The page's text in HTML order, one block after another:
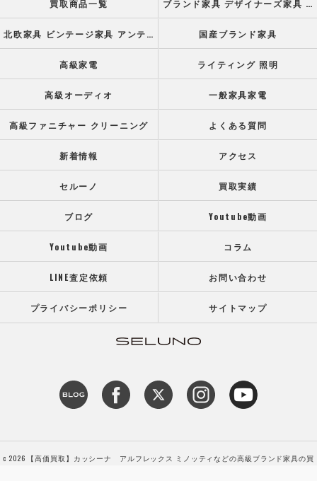
買取商品一覧 ブランド家具 デザイナーズ家具 高級オフィス家具
北欧家具 ビンテージ家具 アンティーク家具 国産ブランド家具
高級家電 ライティング 照明
高級オーディオ 一般家具家電
高級ファニチャー クリーニング よくある質問
新着情報 アクセス
セルーノ 買取実績
ブログ Youtube動画
Youtube動画 コラム
LINE査定依頼 お問い合わせ
プライバシーポリシー サイトマップ
c 2026 【高価買取】カッシーナ アルフレックス ミノッティなどの高級ブランド家具の買